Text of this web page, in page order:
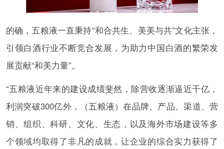
的确，五粮液一直秉持“和合共生、美美与共”文化主张，
引领白酒行业不断竞合发展，为助力中国白酒的繁荣发
展贡献“和美力量”。
“五粮液近年来的建设成绩斐然，除营收逐渐逼近千亿，
利润突破300亿外，（五粮液）在品牌、产品、渠道、营
销、组织、科研、文化、生态，以及海外市场建设等多
个领域均取得了非凡的成就，让企业的综合实力获得了